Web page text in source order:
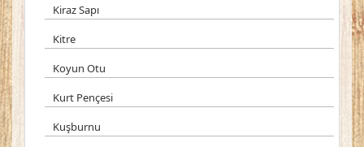
Kiraz Sapı
Kitre
Koyun Otu
Kurt Pençesi
Kuşburnu